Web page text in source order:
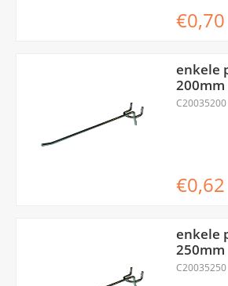
€0,70
enkele
C20035200
€0,62
enkele
250mm
C20035250